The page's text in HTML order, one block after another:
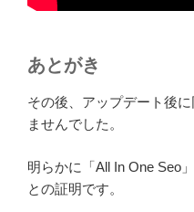
あとがき
その後、アップデート後
ませんでした。
明らかに「All In One Seo
との証明です。